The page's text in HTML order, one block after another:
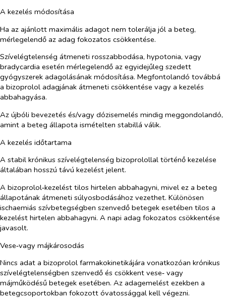
A kezelés módosítása
Ha az ajánlott maximális adagot nem tolerálja jól a beteg,
mérlegelendő az adag fokozatos csökkentése.
Szívelégtelenség átmeneti rosszabbodása, hypotonia, vagy
bradycardia esetén mérlegelendő az egyidejűleg szedett
gyógyszerek adagolásának módosítása. Megfontolandó továbbá
a bizoprolol adagjának átmeneti csökkentése vagy a kezelés
abbahagyása.
Az újbóli bevezetés és/vagy dózisemelés mindig meggondolandó,
amint a beteg állapota ismételten stabillá válik.
A kezelés időtartama
A stabil krónikus szívelégtelenség bizoprolollal történő kezelése
általában hosszú távú kezelést jelent.
A bizoprolol‑kezelést tilos hirtelen abbahagyni, mivel ez a beteg
állapotának átmeneti súlyosbodásához vezethet. Különösen
ischaemiás szívbetegségben szenvedő betegek esetében tilos a
kezelést hirtelen abbahagyni. A napi adag fokozatos csökkentése
javasolt.
Vese‑vagy májkárosodás
Nincs adat a bizoprolol farmakokinetikájára vonatkozóan krónikus
szívelégtelenségben szenvedő és csökkent vese‑ vagy
májműködésű betegek esetében. Az adagemelést ezekben a
betegcsoportokban fokozott óvatossággal kell végezni.